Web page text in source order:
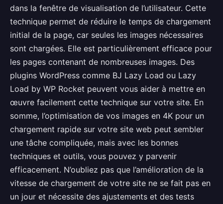
dans la fenêtre de visualisation de l’utilisateur. Cette
technique permet de réduire le temps de chargement
initial de la page, car seules les images nécessaires
sont chargées. Elle est particulièrement efficace pour
les pages contenant de nombreuses images. Des
plugins WordPress comme BJ Lazy Load ou Lazy
Load by WP Rocket peuvent vous aider à mettre en
œuvre facilement cette technique sur votre site. En
somme, l’optimisation de vos images en 4K pour un
chargement rapide sur votre site web peut sembler
une tâche compliquée, mais avec les bonnes
techniques et outils, vous pouvez y parvenir
efficacement. N’oubliez pas que l’amélioration de la
vitesse de chargement de votre site ne se fait pas en
un jour et nécessite des ajustements et des tests